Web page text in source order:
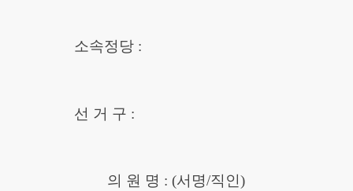
소속정당 :
선 거 구 :
의 원 명 : (서명/직인)